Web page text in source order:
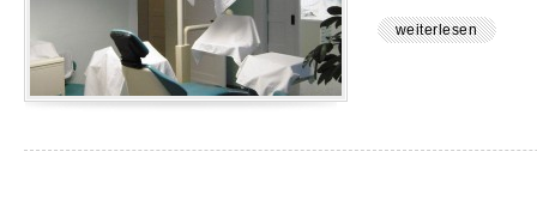
weiterlesen